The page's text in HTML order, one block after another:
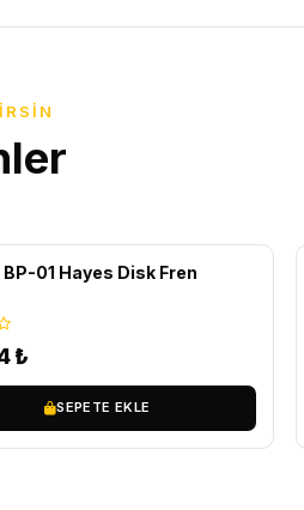
01 Hayes Disk Fren
₺
SEPETE EKLE